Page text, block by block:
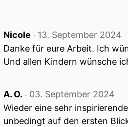
Nicole ‧ 13. September 2024
Danke für eure Arbeit. Ich
Und allen Kindern wünsche
A. O. ‧ 03. September 2024
Wieder eine sehr
unbedingt auf den ersten